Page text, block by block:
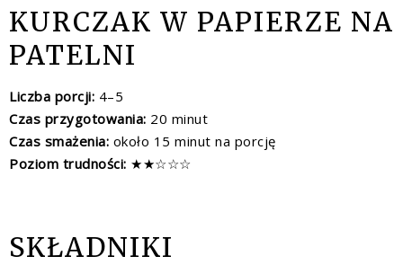
KURCZAK W PAPIERZE NA
PATELNI
Liczba porcji: 4–5
Czas przygotowania: 20 minut
Czas smażenia: około 15 minut na porcję
Poziom trudności: ★★☆☆☆
SKŁADNIKI